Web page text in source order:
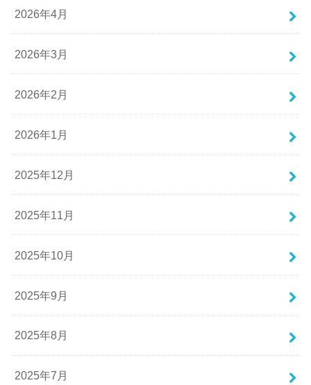
2026年4月
2026年3月
2026年2月
2026年1月
2025年12月
2025年11月
2025年10月
2025年9月
2025年8月
2025年7月